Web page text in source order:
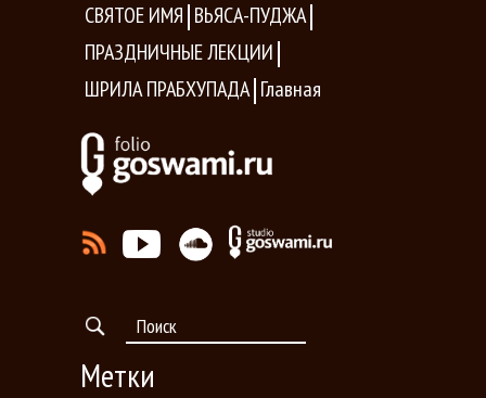
СВЯТОЕ ИМЯ ВЬЯСА-ПУДЖА
ПРАЗДНИЧНЫЕ ЛЕКЦИИ
ШРИЛА ПРАБХУПАДА Главная
Метки